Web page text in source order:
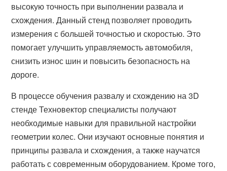
высокую точность при выполнении развала и
схождения. Данный стенд позволяет проводить
измерения с большей точностью и скоростью. Это
помогает улучшить управляемость автомобиля,
снизить износ шин и повысить безопасность на
дороге.
В процессе обучения развалу и схождению на 3D
стенде Техновектор специалисты получают
необходимые навыки для правильной настройки
геометрии колес. Они изучают основные понятия и
принципы развала и схождения, а также научатся
работать с современным оборудованием. Кроме того,